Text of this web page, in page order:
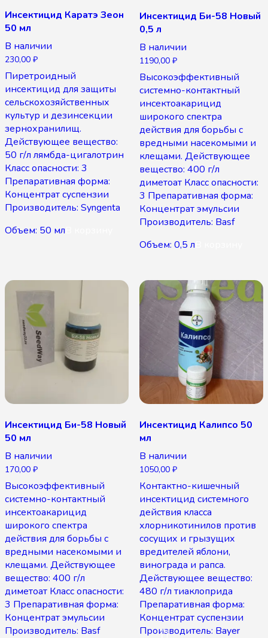
Инсектицид Каратэ Зеон
50 мл
В наличии
230,00 ₽
Пиретроидный
инсектицид для защиты
сельскохозяйственных
культур и дезинсекции
зернохранилищ.
Действующее вещество:
50 г/л лямбда-цигалотрин
Класс опасности: 3
Препаративная форма:
Концентрат суспензии
Производитель: Syngenta
Объем: 50 мл
Инсектицид Би-58 Новый
0,5 л
В наличии
1190,00 ₽
Высокоэффективный
системно-контактный
инсектоакарицид
широкого спектра
действия для борьбы с
вредными насекомыми и
клещами. Действующее
вещество: 400 г/л
диметоат Класс опасности:
3 Препаративная форма:
Концентрат эмульсии
Производитель: Basf
Объем: 0,5 л
Инсектицид Би-58 Новый
50 мл
В наличии
170,00 ₽
Высокоэффективный
системно-контактный
инсектоакарицид
широкого спектра
действия для борьбы с
вредными насекомыми и
клещами. Действующее
вещество: 400 г/л
диметоат Класс опасности:
3 Препаративная форма:
Концентрат эмульсии
Производитель: Basf
Инсектицид Калипсо 50
мл
В наличии
1050,00 ₽
Контактно-кишечный
инсектицид системного
действия класса
хлорникотинилов против
сосущих и грызущих
вредителей яблони,
винограда и рапса.
Действующее вещество:
480 г/л тиаклоприда
Препаративная форма:
Концентрат суспензии
Производитель: Bayer